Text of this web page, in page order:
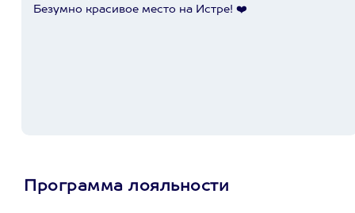
Безумно красивое место на Истре! ❤️
Программа лояльности